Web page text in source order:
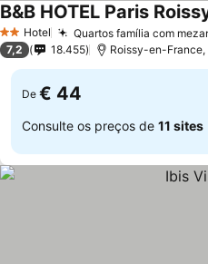
2 Estrelas
Hotel Quartos família com
B&B HOTEL Paris
7,2 18.455 Roissy-en-France,
De € 44
Consulte os preços de 11 sites